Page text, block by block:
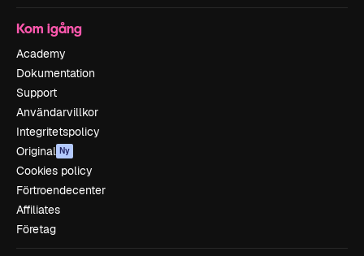
Kom igång
Academy
Dokumentation
Support
Användarvillkor
Integritetspolicy
Original Ny
Cookies policy
Förtroendecenter
Affiliates
Företag